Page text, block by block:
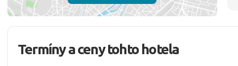
Termíny a ceny tohto hotela